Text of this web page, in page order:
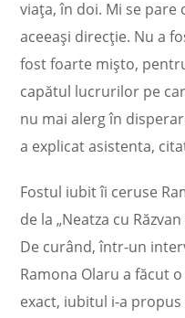
viața, în doi. Mi se pare
aceeași direcție. Nu a
fost foarte mișto,
capătul lucrurilor pe
nu mai alerg în
a explicat asistenta,
Fostul iubit îi ceruse
de la „Neatza cu
De curând, într-un
Ramona Olaru a făcut
exact, iubitul i-a propus